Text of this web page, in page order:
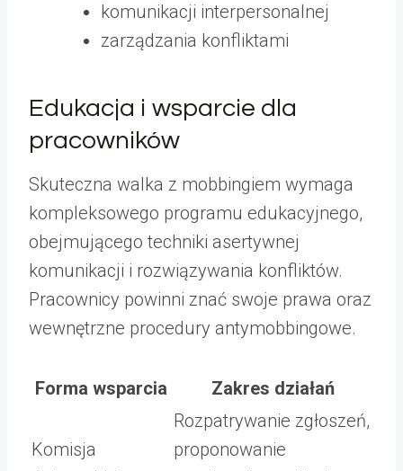
komunikacji interpersonalnej
zarządzania konfliktami
Edukacja i wsparcie dla
pracowników
Skuteczna walka z mobbingiem wymaga
kompleksowego programu edukacyjnego,
obejmującego techniki asertywnej
komunikacji i rozwiązywania konfliktów.
Pracownicy powinni znać swoje prawa oraz
wewnętrzne procedury antymobbingowe.
Forma wsparcia Zakres działań
Komisja
Rozpatrywanie zgłoszeń,
proponowanie